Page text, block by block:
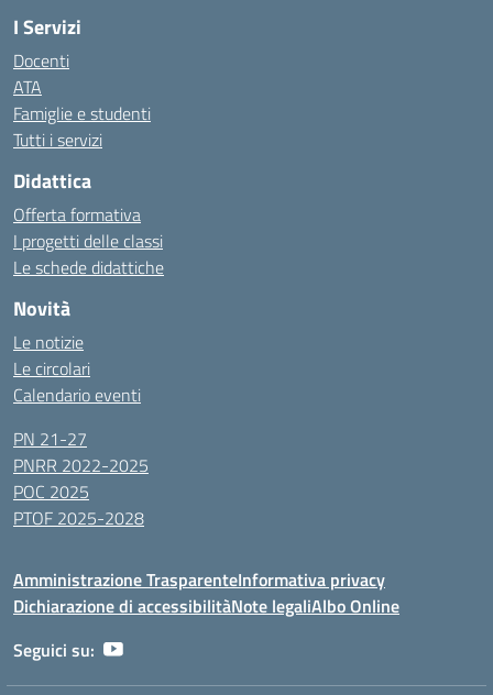
I Servizi
Docenti
ATA
Famiglie e studenti
Tutti i servizi
Didattica
Offerta formativa
I progetti delle classi
Le schede didattiche
Novità
Le notizie
Le circolari
Calendario eventi
PN 21-27
PNRR 2022-2025
POC 2025
PTOF 2025-2028
Amministrazione TrasparenteInformativa privacy
Dichiarazione di accessibilitàNote legaliAlbo Online
Seguici su: